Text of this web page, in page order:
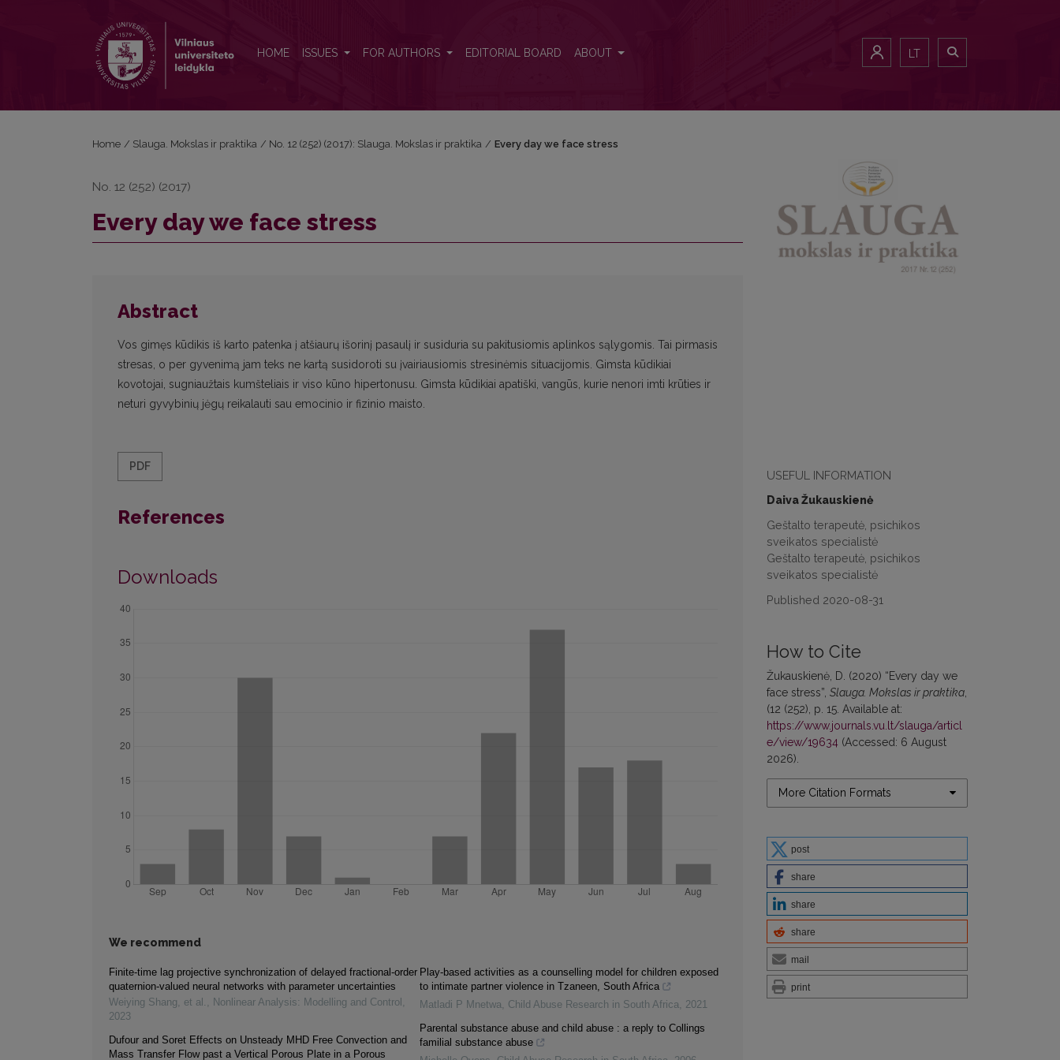
HOME ISSUES FOR AUTHORS EDITORIAL BOARD ABOUT LT
USEFUL INFORMATION
Daiva Žukauskienė
Geštalto terapeutė, psichikos
sveikatos specialistė
Geštalto terapeutė, psichikos
sveikatos specialistė
Published 2020-08-31
How to Cite
Žukauskienė, D. (2020) “Every day we
face stress”, Slauga. Mokslas ir praktika
(12 (252), p. 15. Available at:
https://www.journals.vu.lt/slauga/articl
e/view/19634 (Accessed: 6 August
2026).
More Citation Formats
post
share
share
share
mail
print
Home / Slauga. Mokslas ir praktika / No. 12 (252) (2017): Slauga. Mokslas ir praktika / Every day we face stress
No. 12 (252) (2017)
Every day we face stress
Abstract
Vos gimęs kūdikis iš karto patenka į atšiaurų išorinį pasaulį ir susiduria su pakitusiomis aplinkos sąlygomis. Tai pirmasis
stresas, o per gyvenimą jam teks ne kartą susidoroti su įvairiausiomis stresinėmis situacijomis. Gimsta kūdikiai
kovotojai, sugniaužtais kumšteliais ir viso kūno hipertonusu. Gimsta kūdikiai apatiški, vangūs, kurie nenori imti krūties ir
neturi gyvybinių jėgų reikalauti sau emocinio ir fizinio maisto.
PDF
References
Downloads
We recommend
Finite-time lag projective synchronization of delayed fractional-order
quaternion-valued neural networks with parameter uncertainties
Weiying Shang, et al. , Nonlinear Analysis: Modelling and Control ,
2023
Dufour and Soret Effects on Unsteady MHD Free Convection and
Mass Transfer Flow past a Vertical Porous Plate in a Porous
Play-based activities as a counselling model for children exposed
to intimate partner violence in Tzaneen, South Africa
Matladi P Mnetwa, Child Abuse Research in South Africa, 2021
Parental substance abuse and child abuse : a reply to Collings
familial substance abuse